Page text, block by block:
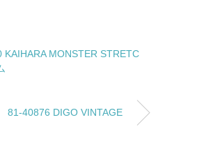
KAIHARA MONSTER STRETC
81-40876 DIGO VINTAGE